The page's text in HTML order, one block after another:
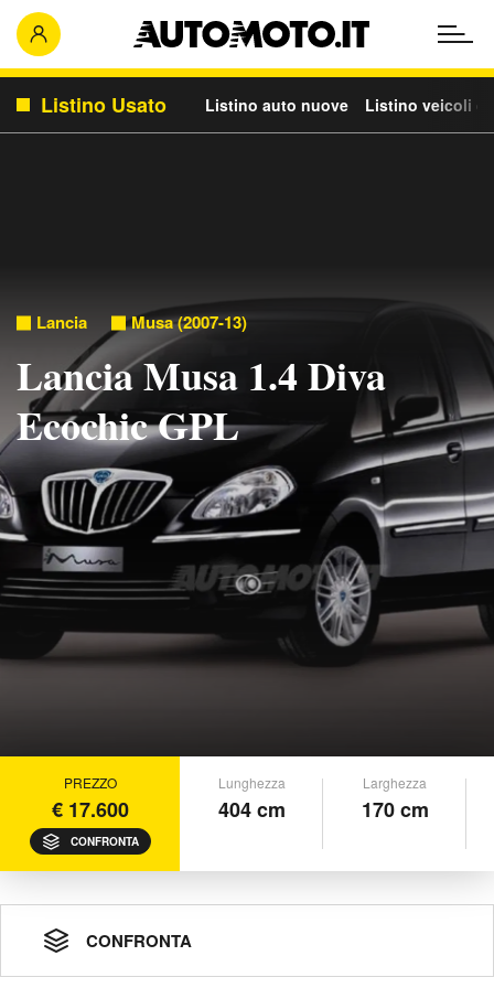
Listino Usato Listino auto nuove Listino veicoli
Lancia Musa (2007-13)
Lancia Musa 1.4 Diva
Ecochic GPL
PREZZO
€ 17.600
CONFRONTA
Lunghezza
404 cm
Larghezza
170 cm
CONFRONTA